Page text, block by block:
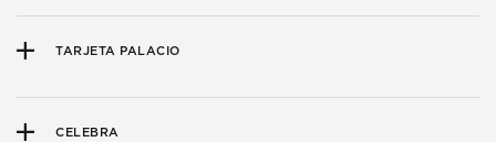
TARJETA PALACIO
CELEBRA